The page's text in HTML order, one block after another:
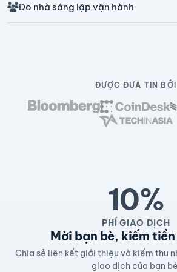
Do nhà sáng lập vận hành
ĐƯỢC ĐƯA TIN BỞI
10%
PHÍ GIAO DỊCH
Mời bạn bè, kiếm
Chia sẻ liên kết giới thiệu và kiếm thu
giao dịch của bạn